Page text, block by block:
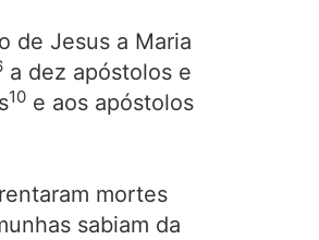
de Jesus a Maria
a dez apóstolos e
10 e aos apóstolos
mortes
sabiam da